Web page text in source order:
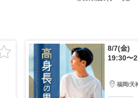
8/7(金)
19:30〜
福岡/天